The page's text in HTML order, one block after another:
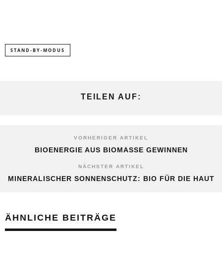
STAND-BY-MODUS
TEILEN AUF:
VORHERIGER ARTIKEL
BIOENERGIE AUS BIOMASSE GEWINNEN
NÄCHSTER ARTIKEL
MINERALISCHER SONNENSCHUTZ: BIO FÜR DIE HAUT
ÄHNLICHE BEITRÄGE